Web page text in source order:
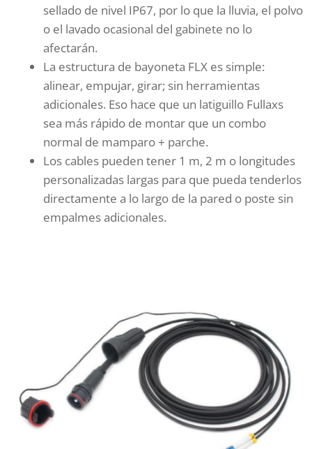
sellado de nivel IP67, por lo que la lluvia, el polvo
o el lavado ocasional del gabinete no lo
afectarán.
La estructura de bayoneta FLX es simple:
alinear, empujar, girar; sin herramientas
adicionales. Eso hace que un latiguillo Fullaxs
sea más rápido de montar que un combo
normal de mamparo + parche.
Los cables pueden tener 1 m, 2 m o longitudes
personalizadas largas para que pueda tenderlos
directamente a lo largo de la pared o poste sin
empalmes adicionales.